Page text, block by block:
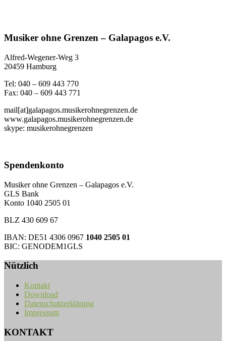
Conni, Katha,
Musiker ohne Grenzen – Galapagos e.V.
Alfred-Wegener-Weg 3
20459 Hamburg
Tel: 040 – 609 443 770
Fax: 040 – 609 443 771
mail[at]galapagos.musikerohnegrenzen.de
www.galapagos.musikerohnegrenzen.de
skype: musikerohnegrenzen
Spendenkonto
Musiker ohne Grenzen – Galapagos e.V.
GLS Bank
Konto 1040 2505 01
BLZ 430 609 67
IBAN: DE51 4306 0967 1040 2505 01
BIC: GENODEM1GLS
Nützlich
Kontakt
Download
Datenschutzerklärung
Impressum
KONTAKT